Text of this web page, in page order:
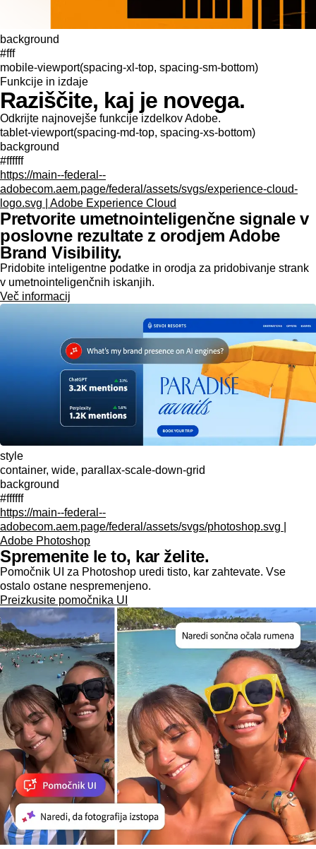
background
#fff
mobile-viewport(spacing-xl-top, spacing-sm-bottom)
Funkcije in izdaje
Raziščite, kaj je novega.
Odkrijte najnovejše funkcije izdelkov Adobe.
tablet-viewport(spacing-md-top, spacing-xs-bottom)
background
#ffffff
https://main--federal--
adobecom.aem.page/federal/assets/svgs/experience-cloud-
logo.svg | Adobe Experience Cloud
Pretvorite umetnointeligenčne signale v
poslovne rezultate z orodjem Adobe
Brand Visibility.
Pridobite inteligentne podatke in orodja za pridobivanje strank
v umetnointeligenčnih iskanjih.
Več informacij
style
container, wide, parallax-scale-down-grid
background
#ffffff
https://main--federal--
adobecom.aem.page/federal/assets/svgs/photoshop.svg |
Adobe Photoshop
Spremenite le to, kar želite.
Pomočnik UI za Photoshop uredi tisto, kar zahtevate. Vse
ostalo ostane nespremenjeno.
Preizkusite pomočnika UI